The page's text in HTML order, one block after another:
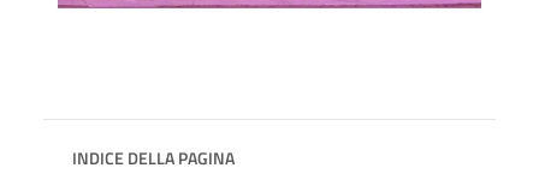
INDICE DELLA PAGINA